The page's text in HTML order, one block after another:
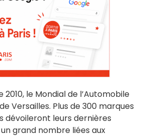
2010, le Mondial de l’Automobile
Versailles. Plus de 300 marques
dévoileront leurs dernières
grand nombre liées aux